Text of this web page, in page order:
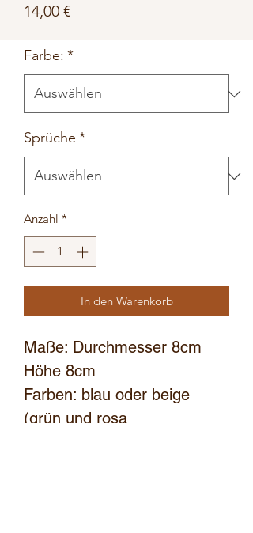
14,00 €Preis
Farbe: *
Sprüche *
Anzahl *
In den Warenkorb
Maße: Durchmesser 8cm
Höhe 8cm
Farben: blau oder beige
(grün und rosa